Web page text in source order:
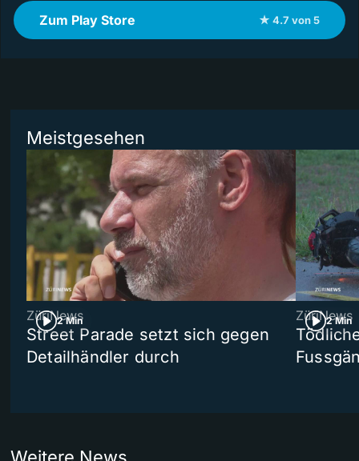
Zum Play Store ★ 4.7 von 5
Meistgesehen
2 Min
ZüriNews
Street Parade setzt sich gegen
Detailhändler durch
2 Min
ZüriNews